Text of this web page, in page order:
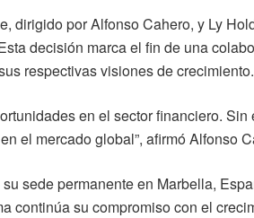
dirigido por Alfonso Cahero, y Ly
decisión marca el fin de una
respectivas visiones de crecimiento.
en el sector financiero.
el mercado global”, afirmó Alfonso
sede permanente en Marbella,
continúa su compromiso con el